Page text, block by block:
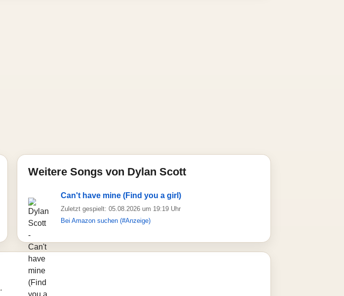
Weitere Songs von Dylan Scott
Can't have mine (Find you a girl)
Zuletzt gespielt: 05.08.2026 um 19:19 Uhr
Bei Amazon suchen (#Anzeige)
.